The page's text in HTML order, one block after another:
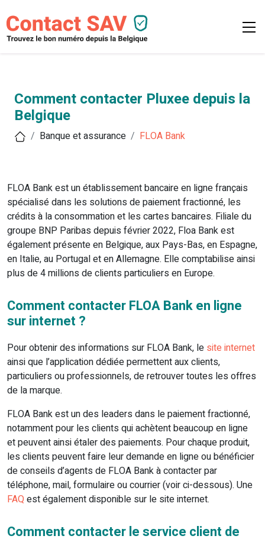
Comment contacter Pluxee depuis la
Belgique
Banque et assurance FLOA Bank
FLOA Bank est un établissement bancaire en ligne français
spécialisé dans les solutions de paiement fractionné, les
crédits à la consommation et les cartes bancaires. Filiale du
groupe BNP Paribas depuis février 2022, Floa Bank est
également présente en Belgique, aux Pays-Bas, en Espagne,
en Italie, au Portugal et en Allemagne. Elle comptabilise ainsi
plus de 4 millions de clients particuliers en Europe.
Comment contacter FLOA Bank en ligne
sur internet ?
Pour obtenir des informations sur FLOA Bank, le site internet
ainsi que l’application dédiée permettent aux clients,
particuliers ou professionnels, de retrouver toutes les offres
de la marque.
FLOA Bank est un des leaders dans le paiement fractionné,
notamment pour les clients qui achètent beaucoup en ligne
et peuvent ainsi étaler des paiements. Pour chaque produit,
les clients peuvent faire leur demande en ligne ou bénéficier
de conseils d’agents de FLOA Bank à contacter par
téléphone, mail, formulaire ou courrier (voir ci-dessous). Une
FAQ est également disponible sur le site internet.
Comment contacter le service client de